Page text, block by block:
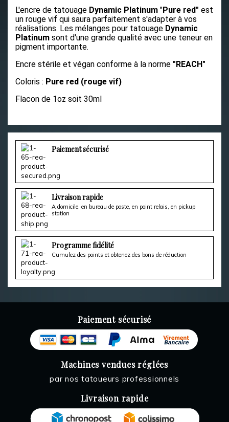
L'encre de tatouage Dynamic Platinum "Pure red" est
un rouge vif qui saura parfaitement s'adapter à vos
réalisations. Les mélanges pour tatouage Dynamic
Platinum sont d'une grande qualité avec une teneur en
pigment importante.
Encre stérile et végan conforme à la norme "REACH"
Coloris : Pure red (rouge vif)
Flacon de 1oz soit 30ml
Paiement sécurisé
Livraison rapide
A domicile, en bureau de poste, en point relais, en pickup
station
Programme fidélité
Cumulez des points et obtenez des bons de réduction
Paiement sécurisé
Machines vendues réglées
par nos tatoueurs professionnels
Livraison rapide